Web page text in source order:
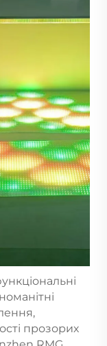
прозорих